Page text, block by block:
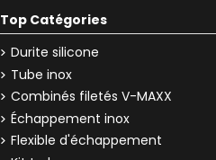
Top Catégories
Durite silicone
Tube inox
Combinés filetés V-MAXX
Échappement inox
Flexible d'échappement